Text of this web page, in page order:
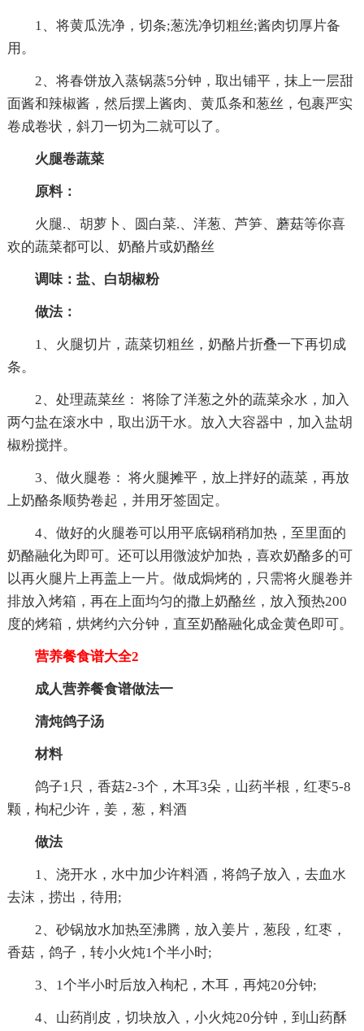
1、将黄瓜洗净，切条;葱洗净切粗丝;酱肉切厚片备
用。
2、将春饼放入蒸锅蒸5分钟，取出铺平，抹上一层甜
面酱和辣椒酱，然后摆上酱肉、黄瓜条和葱丝，包裹严实
卷成卷状，斜刀一切为二就可以了。
火腿卷蔬菜
原料：
火腿.、胡萝卜、圆白菜.、洋葱、芦笋、蘑菇等你喜
欢的蔬菜都可以、奶酪片或奶酪丝
调味：盐、白胡椒粉
做法：
1、火腿切片，蔬菜切粗丝，奶酪片折叠一下再切成
条。
2、处理蔬菜丝： 将除了洋葱之外的蔬菜汆水，加入
两勺盐在滚水中，取出沥干水。放入大容器中，加入盐胡
椒粉搅拌。
3、做火腿卷： 将火腿摊平，放上拌好的蔬菜，再放
上奶酪条顺势卷起，并用牙签固定。
4、做好的火腿卷可以用平底锅稍稍加热，至里面的
奶酪融化为即可。还可以用微波炉加热，喜欢奶酪多的可
以再火腿片上再盖上一片。做成焗烤的，只需将火腿卷并
排放入烤箱，再在上面均匀的撒上奶酪丝，放入预热200
度的烤箱，烘烤约六分钟，直至奶酪融化成金黄色即可。
营养餐食谱大全2
成人营养餐食谱做法一
清炖鸽子汤
材料
鸽子1只，香菇2-3个，木耳3朵，山药半根，红枣5-8
颗，枸杞少许，姜，葱，料酒
做法
1、浇开水，水中加少许料酒，将鸽子放入，去血水
去沫，捞出，待用;
2、砂锅放水加热至沸腾，放入姜片，葱段，红枣，
香菇，鸽子，转小火炖1个半小时;
3、1个半小时后放入枸杞，木耳，再炖20分钟;
4、山药削皮，切块放入，小火炖20分钟，到山药酥